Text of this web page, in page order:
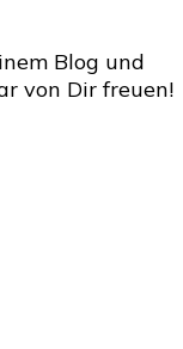
Blog und
von Dir freuen!